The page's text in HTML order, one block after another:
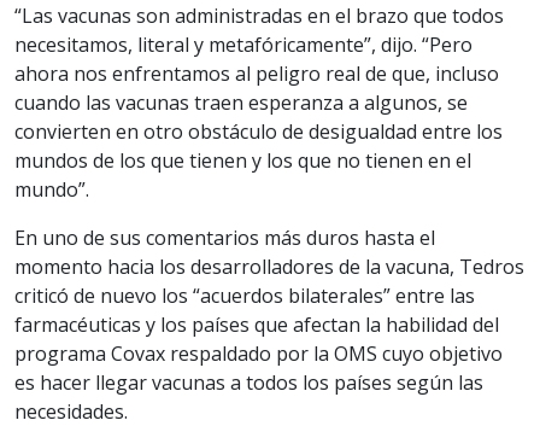
“Las vacunas son administradas en el brazo que todos
necesitamos, literal y metafóricamente”, dijo. “Pero
ahora nos enfrentamos al peligro real de que, incluso
cuando las vacunas traen esperanza a algunos, se
convierten en otro obstáculo de desigualdad entre los
mundos de los que tienen y los que no tienen en el
mundo”.
En uno de sus comentarios más duros hasta el
momento hacia los desarrolladores de la vacuna, Tedros
criticó de nuevo los “acuerdos bilaterales” entre las
farmacéuticas y los países que afectan la habilidad del
programa Covax respaldado por la OMS cuyo objetivo
es hacer llegar vacunas a todos los países según las
necesidades.